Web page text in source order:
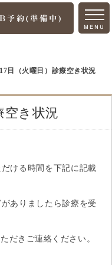
予約(準備中)
MENU
日（火曜日）診療空き状況
空き状況
ける時間を下記に記載
ありましたら診療を受
だきご連絡ください。